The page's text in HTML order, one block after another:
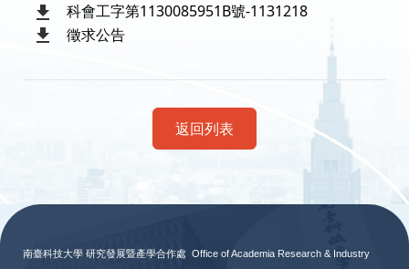
科會工字第1130085951B號-1131218
徵求公告
返回列表
南臺科技大學 研究發展暨產學合作處 Office of Academia Research & Industry